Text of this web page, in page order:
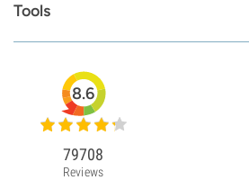
Tools
8.6
79708
Reviews